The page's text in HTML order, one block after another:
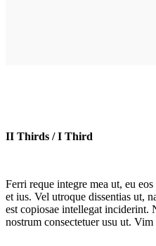
II Thirds / I Third
Ferri reque integre mea ut, eu
et ius. Vel utroque dissentias ut,
est copiosae intellegat inciderint.
nostrum consectetuer usu ut.